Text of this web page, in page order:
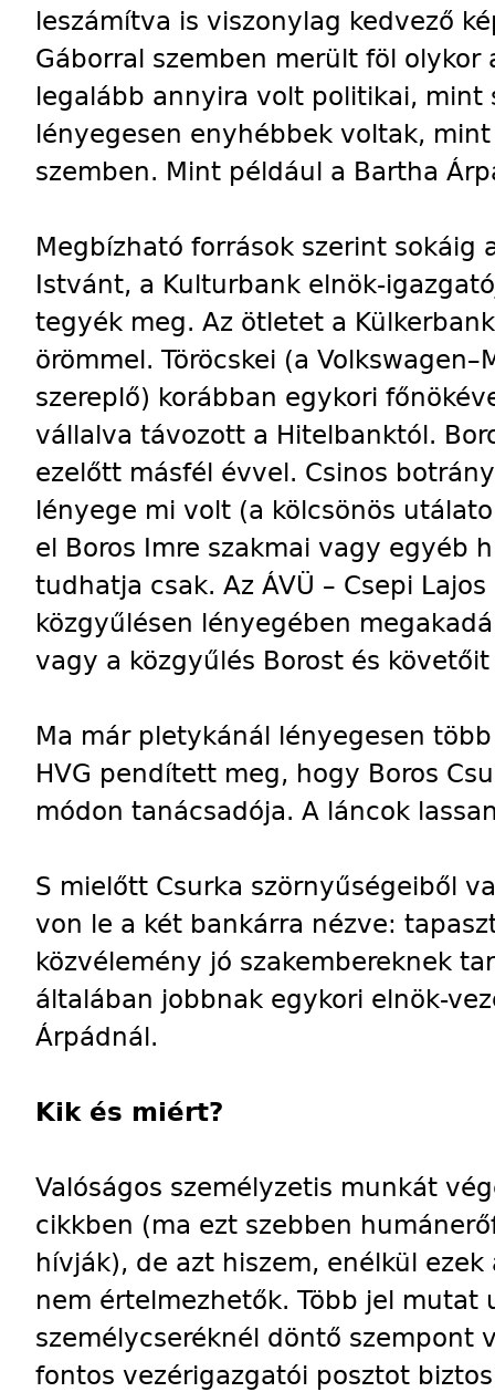
leszámítva is viszonylag kedvező
Gáborral szemben merült föl olykor
legalább annyira volt politikai, mint
lényegesen enyhébbek voltak,
szemben. Mint például a Bartha
Megbízható források szerint sokáig
Istvánt, a Kulturbank elnök-
tegyék meg. Az ötletet a
örömmel. Töröcskei (a
szereplő) korábban egykori
vállalva távozott a Hitelbanktól.
ezelőtt másfél évvel. Csinos
lényege mi volt (a kölcsönös
el Boros Imre szakmai vagy egyéb
tudhatja csak. Az ÁVÜ – Csepi
közgyűlésen lényegében
vagy a közgyűlés Borost és
Ma már pletykánál lényegesen
HVG pendített meg, hogy Boros
módon tanácsadója. A láncok
S mielőtt Csurka szörnyűségeiből
von le a két bankárra nézve:
közvélemény jó szakembereknek
általában jobbnak egykori elnök-
Árpádnál.
Kik és miért?
Valóságos személyzetis munkát
cikkben (ma ezt szebben
hívják), de azt hiszem, enélkül
nem értelmezhetők. Több jel mutat
személycseréknél döntő szempont
fontos vezérigazgatói posztot